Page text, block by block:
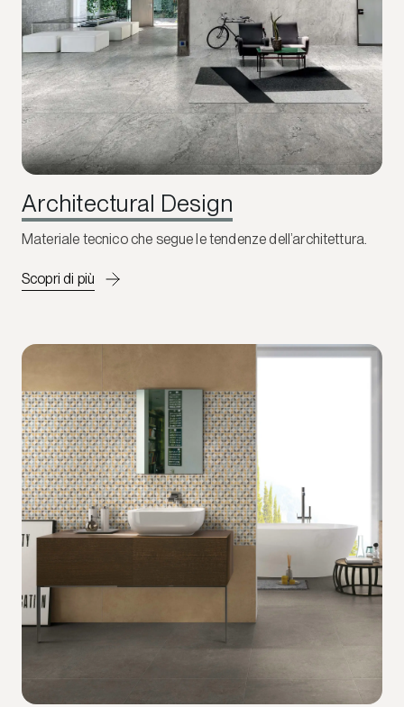
Architectural Design
Materiale tecnico che segue le tendenze dell’architettura.
Scopri di più